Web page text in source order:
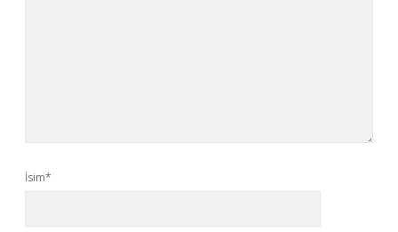
İsim*